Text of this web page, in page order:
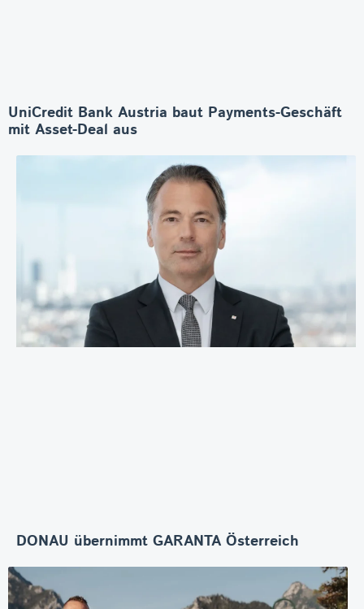
UniCredit Bank Austria baut Payments-Geschäft
mit Asset-Deal aus
DONAU übernimmt GARANTA Österreich